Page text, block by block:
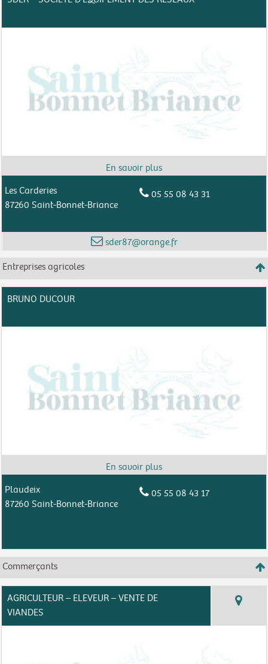
Les Carderies
87260 Saint-Bonnet-Briance
05 55 08 43 31
sder87@orange.fr
Entreprises agricoles
BRUNO DUCOUR
Plaudeix
87260 Saint-Bonnet-Briance
05 55 08 43 17
Commerçants
AGRICULTEUR – ELEVEUR – VENTE DE
VIANDES